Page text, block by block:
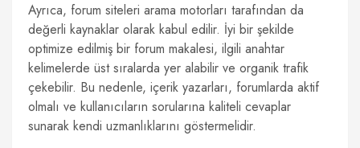
Ayrıca, forum siteleri arama motorları tarafından da
değerli kaynaklar olarak kabul edilir. İyi bir şekilde
optimize edilmiş bir forum makalesi, ilgili anahtar
kelimelerde üst sıralarda yer alabilir ve organik trafik
çekebilir. Bu nedenle, içerik yazarları, forumlarda aktif
olmalı ve kullanıcıların sorularına kaliteli cevaplar
sunarak kendi uzmanlıklarını göstermelidir.